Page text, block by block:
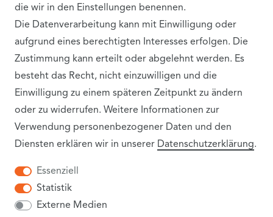
VERSANDPARTNER
VERSANDKOSTEN
die wir in den Einstellungen benennen.
Die Datenverarbeitung kann mit Einwilligung oder
aufgrund eines berechtigten Interesses erfolgen. Die
Zustimmung kann erteilt oder abgelehnt werden. Es
besteht das Recht, nicht einzuwilligen und die
Einwilligung zu einem späteren Zeitpunkt zu ändern
oder zu widerrufen. Weitere Informationen zur
Verwendung personenbezogener Daten und den
Diensten erklären wir in unserer Daten­schutz­erklärung.
Essenziell
Statistik
Externe Medien